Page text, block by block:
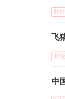
财经
飞
财经
中